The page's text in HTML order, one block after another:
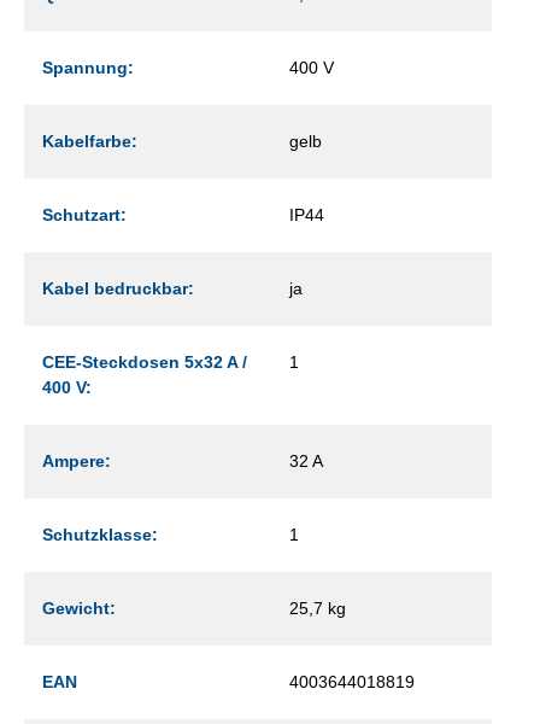
Spannung: 400 V
Kabelfarbe: gelb
Schutzart: IP44
Kabel bedruckbar: ja
CEE-Steckdosen 5x32 A /
400 V:
1
Ampere: 32 A
Schutzklasse: 1
Gewicht: 25,7 kg
EAN 4003644018819